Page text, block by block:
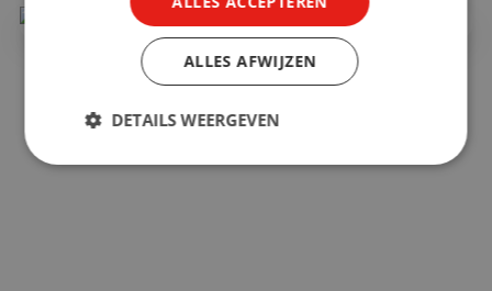
ALLES AFWIJZEN
DETAILS WEERGEVEN